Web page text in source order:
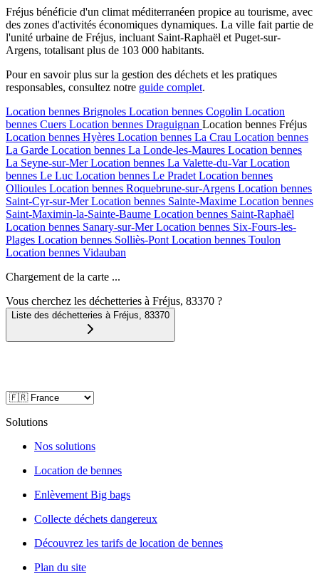
Fréjus bénéficie d'un climat méditerranéen propice au tourisme, avec
des zones d'activités économiques dynamiques. La ville fait partie de
l'unité urbaine de Fréjus, incluant Saint-Raphaël et Puget-sur-
Argens, totalisant plus de 103 000 habitants.
Pour en savoir plus sur la gestion des déchets et les pratiques
responsables, consultez notre guide complet.
Location bennes Brignoles Location bennes Cogolin Location
bennes Cuers Location bennes Draguignan Location bennes Fréjus
Location bennes Hyères Location bennes La Crau Location bennes
La Garde Location bennes La Londe-les-Maures Location bennes
La Seyne-sur-Mer Location bennes La Valette-du-Var Location
bennes Le Luc Location bennes Le Pradet Location bennes
Ollioules Location bennes Roquebrune-sur-Argens Location bennes
Saint-Cyr-sur-Mer Location bennes Sainte-Maxime Location bennes
Saint-Maximin-la-Sainte-Baume Location bennes Saint-Raphaël
Location bennes Sanary-sur-Mer Location bennes Six-Fours-les-
Plages Location bennes Solliès-Pont Location bennes Toulon
Location bennes Vidauban
Chargement de la carte ...
Vous cherchez les déchetteries à Fréjus, 83370 ?
Liste des déchetteries à Fréjus 83370
Solutions
Nos solutions
Location de bennes
Enlèvement Big bags
Collecte déchets dangereux
Découvrez les tarifs de location de bennes
Plan du site